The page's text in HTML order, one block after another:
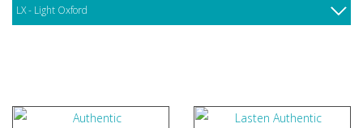
LX - Light Oxford